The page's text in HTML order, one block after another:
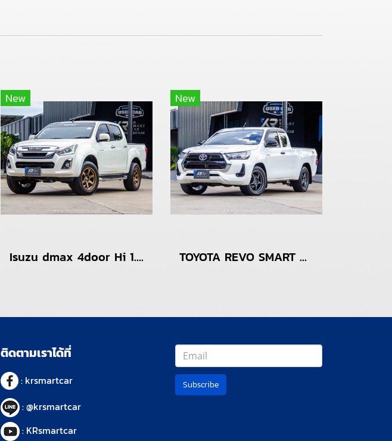
New
Isuzu dmax 4door Hi 1.9L MT สีขาว ปี2018
New
TOYOTA REVO SMART CAB 2.4 ENTRY Z-EDITION M/T ปี2023
ติดตามเราได้ที่
: krsmartcar
:@krsmartcar
: KRsmartcar
Subscribe